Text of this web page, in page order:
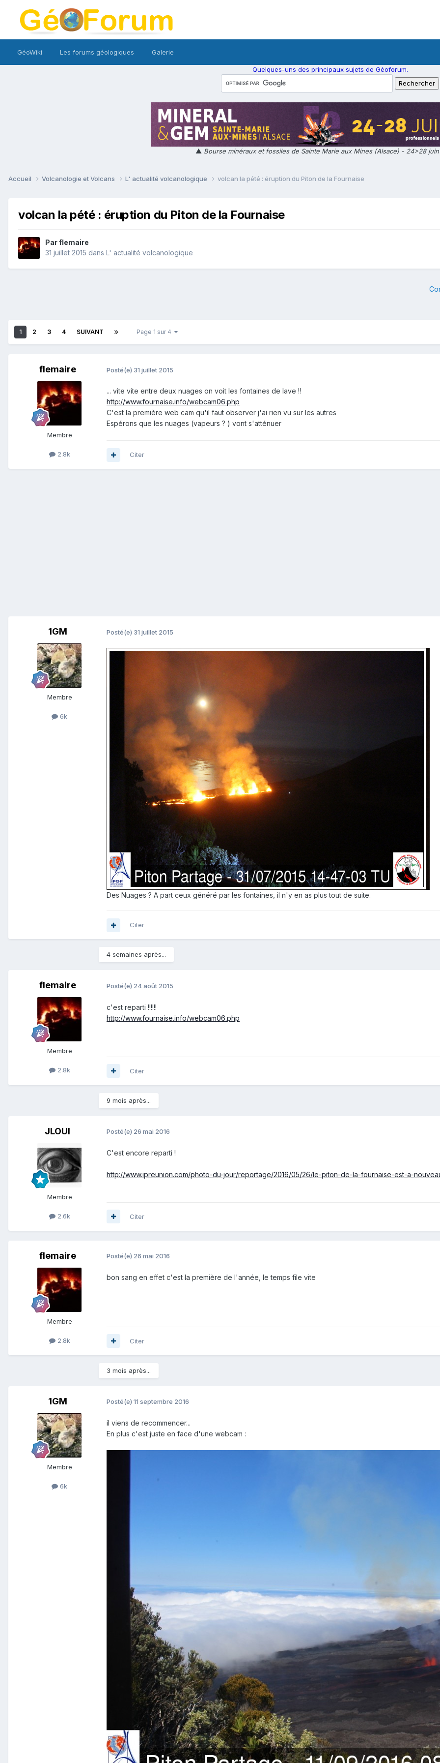
GéoWiki Les forums géologiques Galerie
Quelques-uns des principaux sujets de Géoforum.
▲ Bourse minéraux et fossiles de Sainte Marie aux Mines (Alsace) - 24>28
Accueil Volcanologie et Volcans L' actualité volcanologique volcan la pété : éruption du Piton de la Fournaise
volcan la pété : éruption du Piton de la Fournaise
Parflemaire
31 juillet 2015 dans L' actualité volcanologique
1 2 3 4 SUIVANT Page 1 sur 4
flemaire
Membre
2.8k
Posté(e) 31 juillet 2015
... vite vite entre deux nuages on voit les fontaines de lave !!
http://www.fournaise.info/webcam06.php
C'est la première web cam qu'il faut observer j'ai rien vu sur les autres
Espérons que les nuages (vapeurs ? ) vont s'atténuer
Citer
1GM
Membre
6k
Posté(e) 31 juillet 2015
Des Nuages ? A part ceux généré par les fontaines, il n'y en as plus tout de suite.
Citer
4 semaines après...
flemaire
Membre
2.8k
Posté(e) 24 août 2015
c'est reparti !!!!!!
http://www.fournaise.info/webcam06.php
Citer
9 mois après...
JLOUI
Membre
2.6k
Posté(e) 26 mai 2016
C'est encore reparti !
http://www.ipreunion.com/photo-du-jour/reportage/2016/05/26/le-piton-de-la-fournaise-est-a-
Citer
flemaire
Membre
2.8k
Posté(e) 26 mai 2016
bon sang en effet c'est la première de l'année, le temps file vite
Citer
3 mois après...
1GM
Membre
6k
Posté(e) 11 septembre 2016
il viens de recommencer...
En plus c'est juste en face d'une webcam :